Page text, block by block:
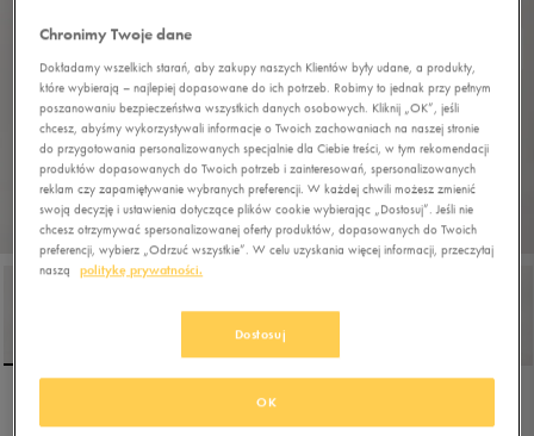
FILA F-13 WEATHER TECH
Chronimy Twoje dane
Dokładamy wszelkich starań, aby zakupy naszych Klientów były udane, a produkty,
które wybierają – najlepiej dopasowane do ich potrzeb. Robimy to jednak przy pełnym
poszanowaniu bezpieczeństwa wszystkich danych osobowych. Kliknij „OK”, jeśli
chcesz, abyśmy wykorzystywali informacje o Twoich zachowaniach na naszej stronie
do przygotowania personalizowanych specjalnie dla Ciebie treści, w tym rekomendacji
produktów dopasowanych do Twoich potrzeb i zainteresowań, spersonalizowanych
reklam czy zapamiętywanie wybranych preferencji. W każdej chwili możesz zmienić
swoją decyzję i ustawienia dotyczące plików cookie wybierając „Dostosuj”. Jeśli nie
chcesz otrzymywać spersonalizowanej oferty produktów, dopasowanych do Twoich
preferencji, wybierz „Odrzuć wszystkie”. W celu uzyskania więcej informacji, przeczytaj
naszą
politykę prywatności.
Dostosuj
OK